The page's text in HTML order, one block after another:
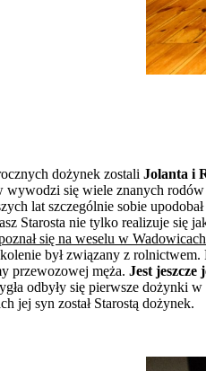
dożynek zostali Jolanta i
wywodzi się wiele znanych
lat szczególnie sobie
Starosta nie tylko realizuje się
się na weselu w Wadowicach
był związany z
przewozowej męża. Jest
odbyły się pierwsze dożynki
jej syn został Starostą dożynek.